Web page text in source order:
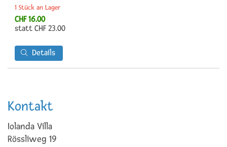
1 Stück an Lager
CHF 16.00
statt CHF 23.00
Details
Kontakt
Iolanda Villa
Rössliweg 19